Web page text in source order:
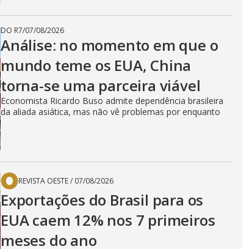
DO R7/07/08/2026
Análise: no momento em que o
mundo teme os EUA, China
torna-se uma parceira viável
Economista Ricardo Buso admite dependência brasileira
da aliada asiática, mas não vê problemas por enquanto
REVISTA OESTE/ 07/08/2026
Exportações do Brasil para os
EUA caem 12% nos 7 primeiros
meses do ano